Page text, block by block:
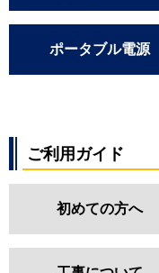
ポータブル電源
ご利用ガイド
初めての方へ